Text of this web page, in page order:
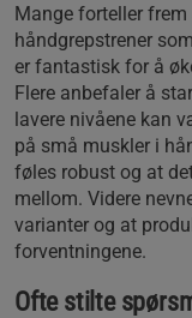
Mange forteller
håndgrepstrener
er fantastisk for å
Flere anbefaler å
lavere nivåene kan
på små muskler i
føles robust og at
mellom. Videre
varianter og at
forventningene.
Ofte stilte